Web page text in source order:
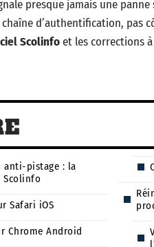
presque jamais une
d’authentification, pas
Scolinfoet les corrections
anti-pistage : la
Scolinfo
Safari iOS
Chrome Android